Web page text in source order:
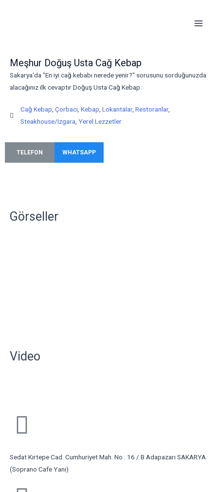
Menu
Meşhur Doğuş Usta Cağ Kebap
Sakarya'da "En iyi cağ kebabı nerede yenir?" sorusunu sorduğunuzda
alacağınız ilk cevaptır Doğuş Usta Cağ Kebap.
Cağ Kebap ,Çorbacı ,Kebap ,Lokantalar,Restoranlar,
Steakhouse/Izgara ,Yerel Lezzetler
TELEFON WHATSAPP
Görseller
Video
Sedat Kırtepe Cad. Cumhuriyet Mah. No : 16 / B Adapazarı SAKARYA
(Soprano Cafe Yanı)